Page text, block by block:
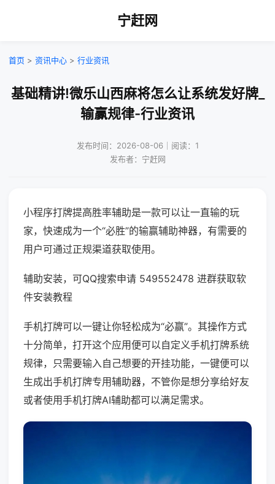
宁赶网
首页 > 资讯中心 > 行业资讯
基础精讲!微乐山西麻将怎么让系统发好牌_
输赢规律-行业资讯
发布时间：2026-08-06｜阅读：1
发布者：宁赶网
小程序打牌提高胜率辅助是一款可以让一直输的玩
家，快速成为一个“必胜”的输赢辅助神器，有需要的
用户可通过正规渠道获取使用。
辅助安装，可QQ搜索申请 549552478 进群获取软
件安装教程
手机打牌可以一键让你轻松成为“必赢”。其操作方式
十分简单，打开这个应用便可以自定义手机打牌系统
规律，只需要输入自己想要的开挂功能，一键便可以
生成出手机打牌专用辅助器，不管你是想分享给好友
或者使用手机打牌AI辅助都可以满足需求。